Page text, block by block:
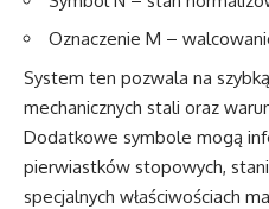
Oznaczenie M –
System ten pozwala na
mechanicznych stali oraz
Dodatkowe symbole mogą
pierwiastków stopowych,
specjalnych właściwościach